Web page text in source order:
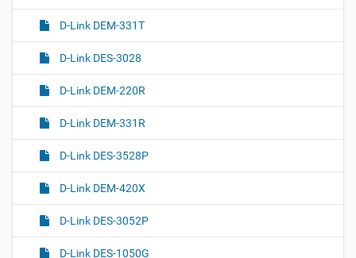
D-Link DEM-331T
D-Link DES-3028
D-Link DEM-220R
D-Link DEM-331R
D-Link DES-3528P
D-Link DEM-420X
D-Link DES-3052P
D-Link DES-1050G